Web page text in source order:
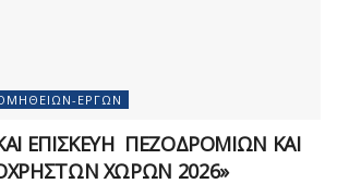
ΈΡΓΩΝ
ΕΠΙΣΚΕΥΗ ΠΕΖΟΔΡΟΜΙΩΝ ΚΑΙ
ΧΩΡΩΝ 2026»